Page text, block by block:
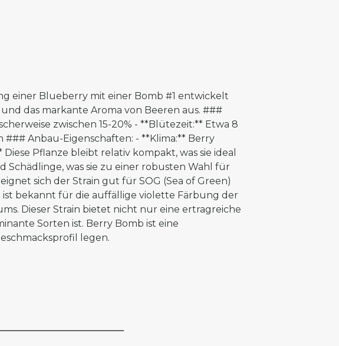
einer Blueberry mit einer Bomb #1 entwickelt
das markante Aroma von Beeren aus. ###
zwischen 15-20% - **Blütezeit:** Etwa 8
### Anbau-Eigenschaften: - **Klima:** Berry
Pflanze bleibt relativ kompakt, was sie ideal
Schädlinge, was sie zu einer robusten Wahl für
sich der Strain gut für SOG (Sea of Green)
ist bekannt für die auffällige violette Färbung der
Dieser Strain bietet nicht nur eine ertragreiche
Sorten ist. Berry Bomb ist eine
legen.